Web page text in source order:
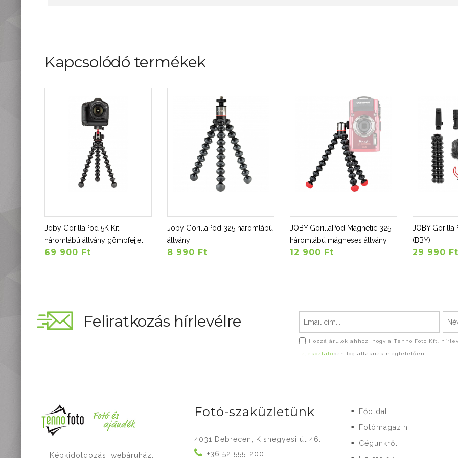
Kapcsolódó termékek
Joby GorillaPod 5K Kit
háromlábú állvány gömbfejjel
69 900 Ft
Joby GorillaPod 325 háromlábú
állvány
8 990 Ft
JOBY GorillaPod Magnetic 325
háromlábú mágneses állvány
12 900 Ft
JOBY
(BBY)
29 990 Ft
Feliratkozás hírlevélre
Hozzájárulok ahhoz, hogy a Tenno Foto Kft.
tájékoztatóban foglaltaknak megfelelően.
Képkidolgozás, webáruház,
Fotó-szaküzletünk
4031 Debrecen, Kishegyesi út 46.
+36 52 555-200
■ Főoldal
■ Fotómagazin
■ Cégünkről